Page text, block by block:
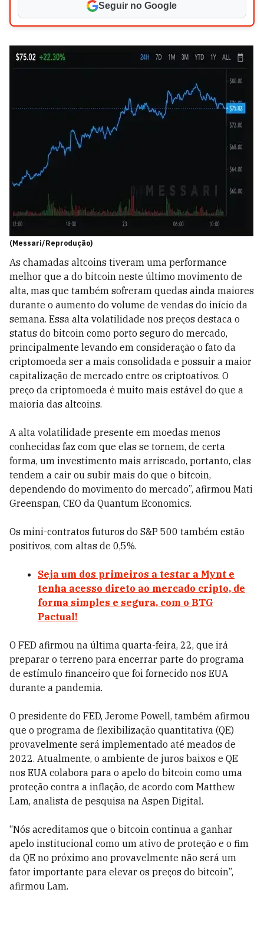
Seguir no Google
(Messari/Reprodução)
As chamadas altcoins tiveram uma performance
melhor que a do bitcoin neste último movimento de
alta, mas que também sofreram quedas ainda maiores
durante o aumento do volume de vendas do início da
semana. Essa alta volatilidade nos preços destaca o
status do bitcoin como porto seguro do mercado,
principalmente levando em consideração o fato da
criptomoeda ser a mais consolidada e possuir a maior
capitalização de mercado entre os criptoativos. O
preço da criptomoeda é muito mais estável do que a
maioria das altcoins.
A alta volatilidade presente em moedas menos
conhecidas faz com que elas se tornem, de certa
forma, um investimento mais arriscado, portanto, elas
tendem a cair ou subir mais do que o bitcoin,
dependendo do movimento do mercado”, afirmou Mati
Greenspan, CEO da Quantum Economics.
Os mini-contratos futuros do S&P 500 também estão
positivos, com altas de 0,5%.
Seja um dos primeiros a testar a Mynt e
tenha acesso direto ao mercado cripto, de
forma simples e segura, com o BTG
Pactual!
O FED afirmou na última quarta-feira, 22, que irá
preparar o terreno para encerrar parte do programa
de estímulo financeiro que foi fornecido nos EUA
durante a pandemia.
O presidente do FED, Jerome Powell, também afirmou
que o programa de flexibilização quantitativa (QE)
provavelmente será implementado até meados de
2022. Atualmente, o ambiente de juros baixos e QE
nos EUA colabora para o apelo do bitcoin como uma
proteção contra a inflação, de acordo com Matthew
Lam, analista de pesquisa na Aspen Digital.
“Nós acreditamos que o bitcoin continua a ganhar
apelo institucional como um ativo de proteção e o fim
da QE no próximo ano provavelmente não será um
fator importante para elevar os preços do bitcoin”,
afirmou Lam.